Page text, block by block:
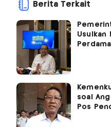
Berita Terkait
Usulkan
soal
Pos